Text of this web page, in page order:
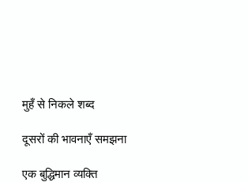
मुहँ से निकले शब्द
दूसरों की भावनाएँ समझना
एक बुद्धिमान व्यक्ति